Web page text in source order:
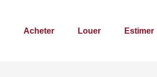
Acheter Louer Estimer